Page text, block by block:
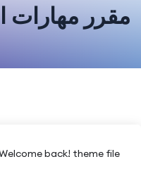
مقرر مهارات
back! theme file